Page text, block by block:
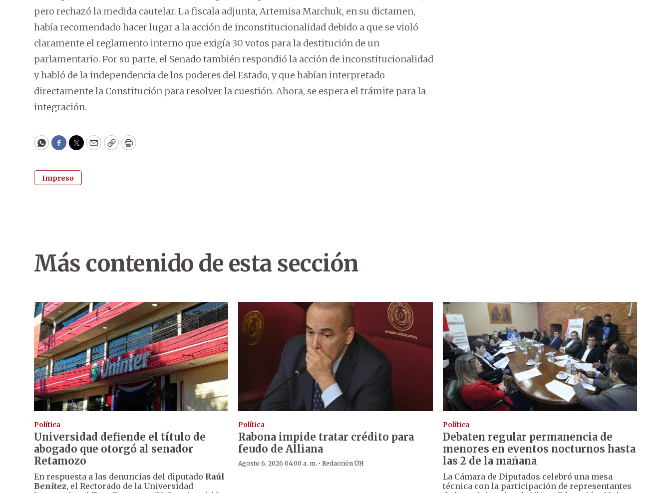
pero rechazó la medida cautelar. La fiscala adjunta, Artemisa Marchuk, en su dictamen,
había recomendado hacer lugar a la acción de inconstitucionalidad debido a que se violó
claramente el reglamento interno que exigía 30 votos para la destitución de un
parlamentario. Por su parte, el Senado también respondió la acción de inconstitucionalidad
y habló de la independencia de los poderes del Estado, y que habían interpretado
directamente la Constitución para resolver la cuestión. Ahora, se espera el trámite para la
integración.
WhatsApp
Facebook
Twitter
EmailCopyPrint
Impreso
Más contenido de esta sección
Política
Universidad defiende el título de
abogado que otorgó al senador
Retamozo
En respuesta a las denuncias del diputado Raúl
Benítez, el Rectorado de la Universidad
Política
Rabona impide tratar crédito para
feudo de Alliana
Agosto 6, 2026 04:00 a. m. ·Redacción ÚH
Política
Debaten regular permanencia de
menores en eventos nocturnos hasta
las 2 de la mañana
La Cámara de Diputados celebró una mesa
técnica con la participación de representantes